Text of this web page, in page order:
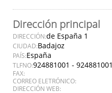
Dirección principal
DIRECCIÓN:de España 1
CIUDAD:Badajoz
PAÍS:España
TLFNO:924881001 - 924881001
FAX:
CORREO ELETRÓNICO:
DIRECCIÓN WEB: